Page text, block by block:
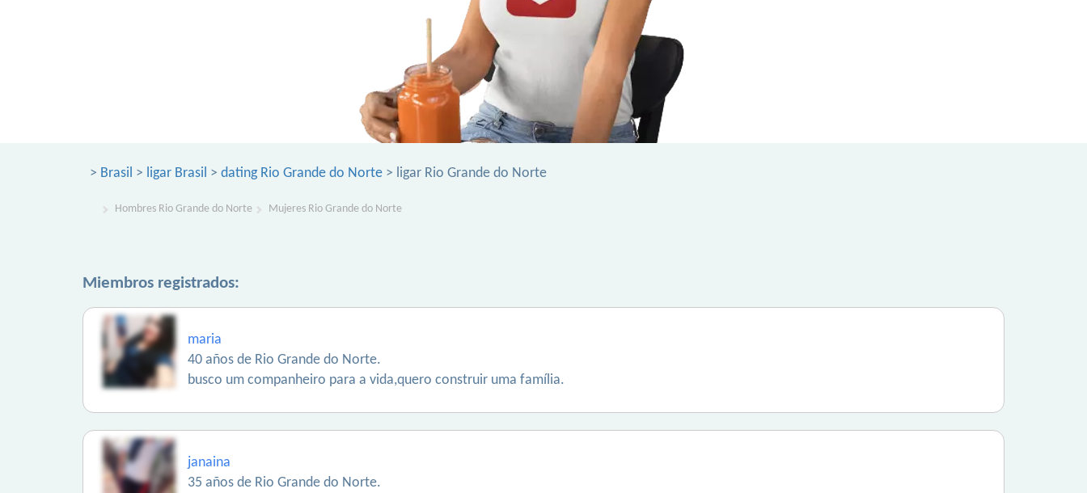
> Brasil > ligar Brasil > dating Rio Grande do Norte > ligar Rio Grande do Norte
Hombres Rio Grande do Norte Mujeres Rio Grande do Norte
Miembros registrados:
maria
40 años de Rio Grande do Norte.
busco um companheiro para a vida,quero construir uma família.
janaina
35 años de Rio Grande do Norte.